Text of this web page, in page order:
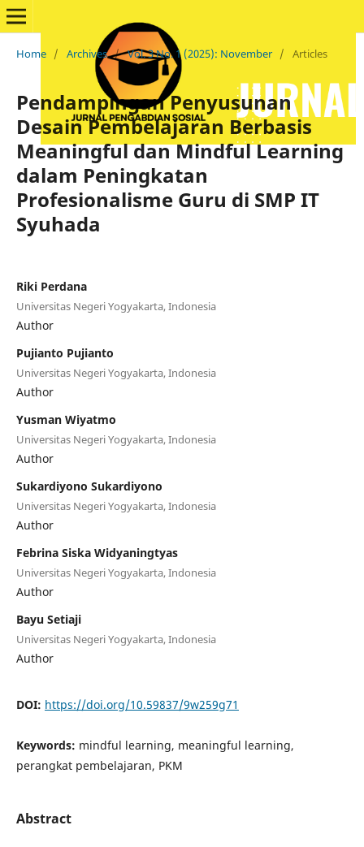
Home / Archives / Vol. 3 No. 1 (2025): November / Articles
Pendampingan Penyusunan
Desain Pembelajaran Berbasis
Meaningful dan Mindful Learning
dalam Peningkatan
Profesionalisme Guru di SMP IT
Syuhada
Riki Perdana
Universitas Negeri Yogyakarta, Indonesia
Author
Pujianto Pujianto
Universitas Negeri Yogyakarta, Indonesia
Author
Yusman Wiyatmo
Universitas Negeri Yogyakarta, Indonesia
Author
Sukardiyono Sukardiyono
Universitas Negeri Yogyakarta, Indonesia
Author
Febrina Siska Widyaningtyas
Universitas Negeri Yogyakarta, Indonesia
Author
Bayu Setiaji
Universitas Negeri Yogyakarta, Indonesia
Author
DOI: https://doi.org/10.59837/9w259g71
Keywords: mindful learning, meaningful learning,
perangkat pembelajaran, PKM
Abstract